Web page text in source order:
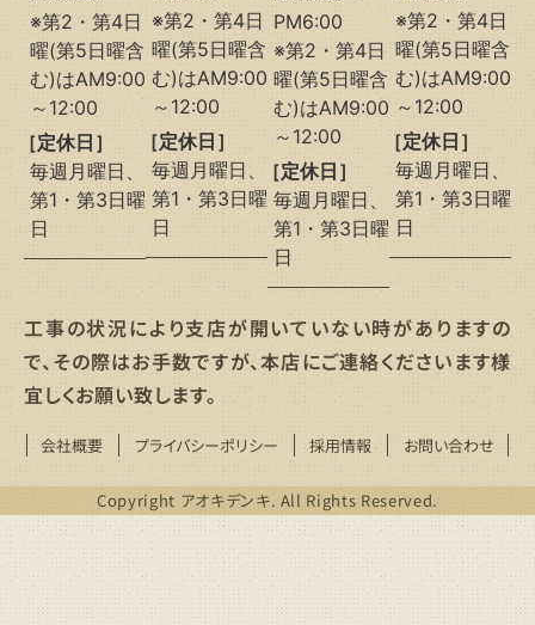
※第2・第4日
曜(第5日曜含
む)はAM9:00
～12:00
［定休日］
毎週月曜日、
第1・第3日曜
日
※第2・第4日
曜(第5日曜含
む)はAM9:00
～12:00
［定休日］
毎週月曜日、
第1・第3日曜
日
PM6:00
※第2・第4日
曜(第5日曜含
む)はAM9:00
～12:00
［定休日］
毎週月曜日、
第1・第3日曜
日
※第2・第4日
曜(第5日曜含
む)はAM9:00
～12:00
［定休日］
毎週月曜日、
第1・第3日曜
日
工事の状況により支店が開いていない時がありますの
で、その際はお手数ですが、本店にご連絡くださいます様
宜しくお願い致します。
会社概要 プライバシーポリシー 採用情報 お問い合わせ
Copyright アオキデンキ. All Rights Reserved.